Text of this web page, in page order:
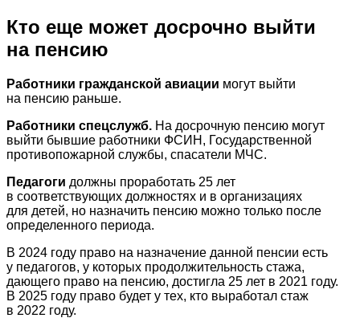
Кто еще может досрочно выйти
на пенсию
Работники гражданской авиации могут выйти
на пенсию раньше.
Работники спецслужб. На досрочную пенсию могут
выйти бывшие работники ФСИН, Государственной
противопожарной службы, спасатели МЧС.
Педагоги должны проработать 25 лет
в соответствующих должностях и в организациях
для детей, но назначить пенсию можно только после
определенного периода.
В 2024 году право на назначение данной пенсии есть
у педагогов, у которых продолжительность стажа,
дающего право на пенсию, достигла 25 лет в 2021 году.
В 2025 году право будет у тех, кто выработал стаж
в 2022 году.